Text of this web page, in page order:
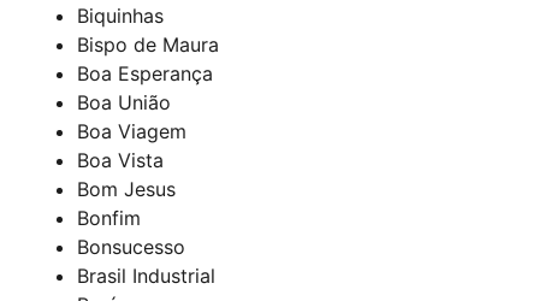
Biquinhas
Bispo de Maura
Boa Esperança
Boa União
Boa Viagem
Boa Vista
Bom Jesus
Bonfim
Bonsucesso
Brasil Industrial